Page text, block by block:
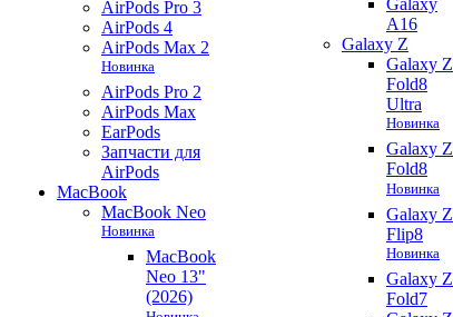
AirPods Pro 3
AirPods 4
AirPods Max 2
Новинка
AirPods Pro 2
AirPods Max
EarPods
Запчасти для
AirPods
MacBook
MacBook Neo
Новинка
MacBook
Neo 13"
(2026)
Galaxy
A16
Galaxy Z
Galaxy Z
Fold8
Ultra
Новинка
Galaxy Z
Fold8
Новинка
Galaxy Z
Flip8
Новинка
Galaxy Z
Fold7